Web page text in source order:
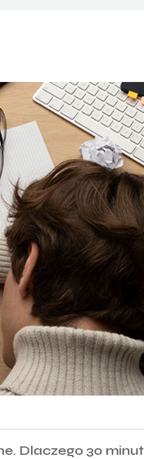
Dlaczego 30 minut